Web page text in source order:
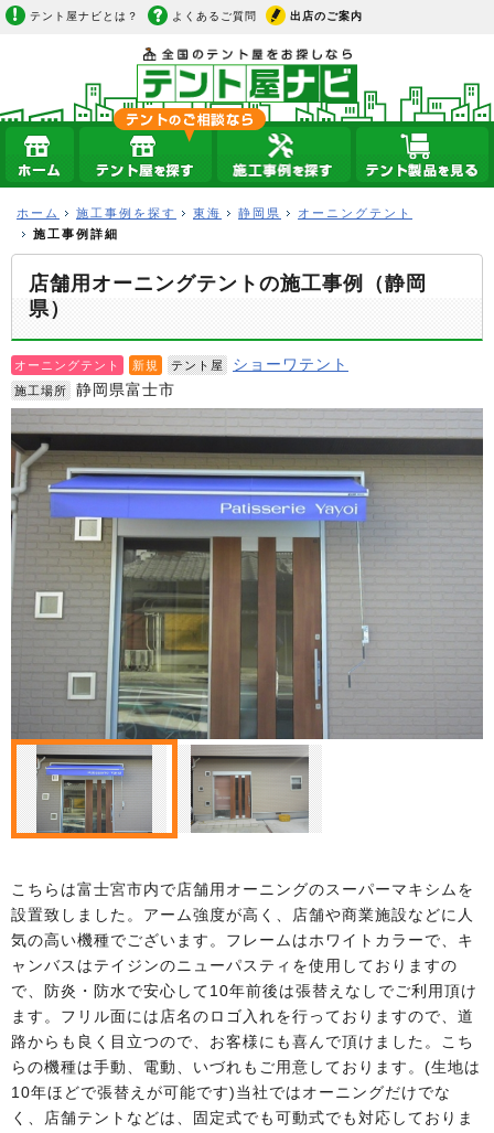
テント屋ナビとは？ よくあるご質問 出店のご案内
ホーム 施工事例を探す 東海 静岡県
オーニングテント
施工事例詳細
店舗用オーニングテントの施工事例（静岡
県）
オーニングテント 新規 テント屋 ショーワテント
施工場所 静岡県富士市
こちらは富士宮市内で店舗用オーニングのスーパーマキシムを
設置致しました。アーム強度が高く、店舗や商業施設などに人
気の高い機種でございます。フレームはホワイトカラーで、キ
ャンバスはテイジンのニューパスティを使用しておりますの
で、防炎・防水で安心して10年前後は張替えなしでご利用頂け
ます。フリル面には店名のロゴ入れを行っておりますので、道
路からも良く目立つので、お客様にも喜んで頂けました。こち
らの機種は手動、電動、いづれもご用意しております。(生地は
10年ほどで張替えが可能です)当社ではオーニングだけでな
く、店舗テントなどは、固定式でも可動式でも対応しておりま